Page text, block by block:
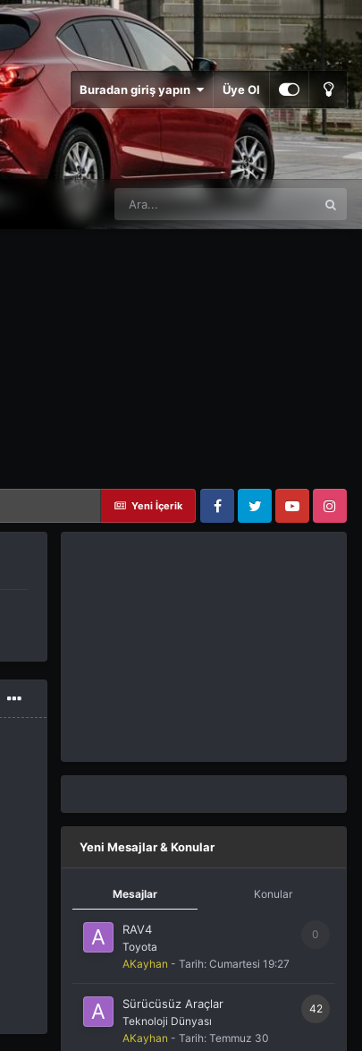
Buradan giriş yapın Üye Ol
Yeni İçerik
FacebookTwitter YouTube Instagram
Yeni Mesajlar & Konular
Mesajlar Konular
0
RAV4
Toyota
AKayhan - Tarih: Cumartesi 19:27
42
Sürücüsüz Araçlar
Teknoloji Dünyası
AKayhan - Tarih: Temmuz 30